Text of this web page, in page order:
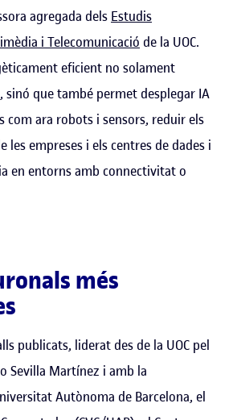
agregada dels Estudis
i Telecomunicació de la UOC.
eficient no solament
sinó que també permet desplegar IA
com ara robots i sensors, reduir els
les empreses i els centres de dades i
en entorns amb connectivitat o
més
publicats, liderat des de la UOC pel
Sevilla Martínez i amb la
Autònoma de Barcelona, el